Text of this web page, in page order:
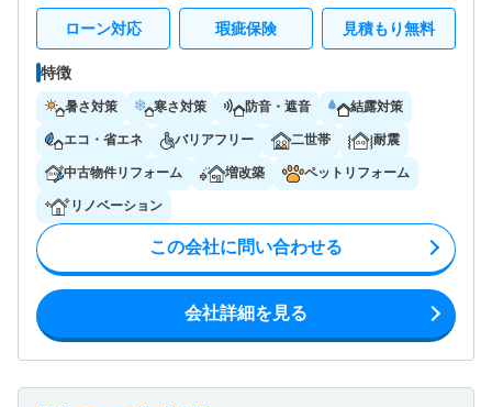
ローン対応 瑕疵保険 見積もり無料
特徴
暑さ対策 寒さ対策 防音・遮音 結露対策
エコ・省エネ バリアフリー 二世帯 耐震
中古物件リフォーム 増改築 ペットリフォーム
リノベーション
この会社に問い合わせる
会社詳細を見る